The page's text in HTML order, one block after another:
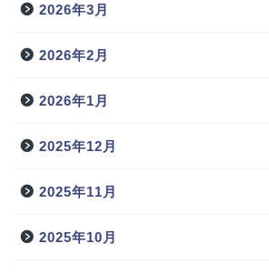
2026年3月
2026年2月
2026年1月
2025年12月
2025年11月
2025年10月